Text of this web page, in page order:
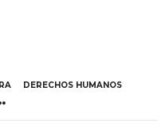
DERECHOS HUMANOS